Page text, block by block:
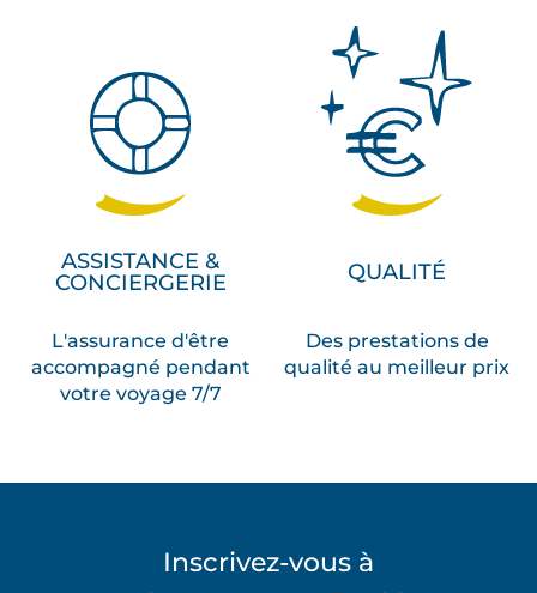
ASSISTANCE &
CONCIERGERIE
L'assurance d'être
accompagné pendant
votre voyage 7/7
QUALITÉ
Des prestations de
qualité au meilleur prix
Inscrivez-vous à